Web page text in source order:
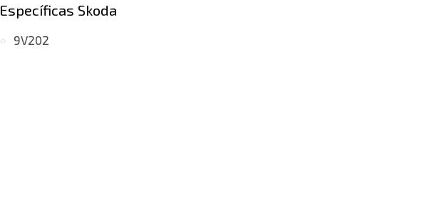
Específicas Skoda
9V202